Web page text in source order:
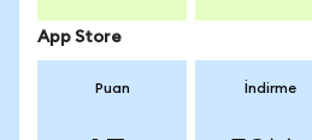
App Store
Puan İndirme